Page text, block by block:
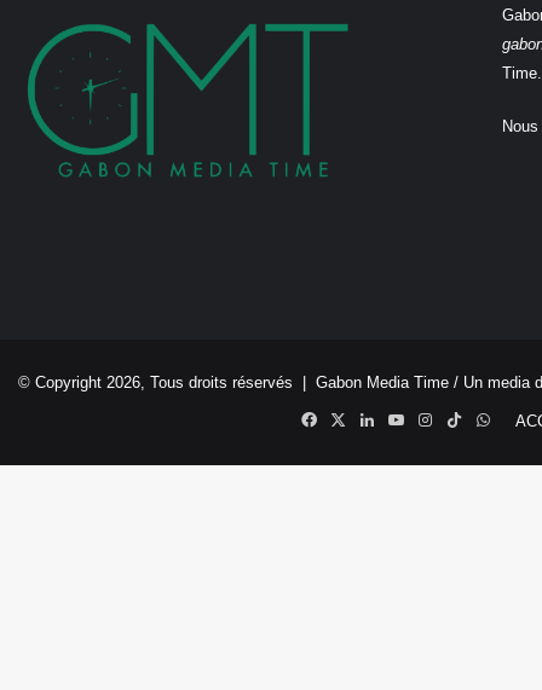
Time.
© Copyright 2026, Tous droits réservés | Gabon Media Time / Un media
Facebook
X LinkedinYouTubeInstagram
TikTok